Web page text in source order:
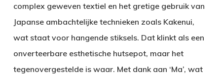
complex geweven textiel en het gretige gebruik van
Japanse ambachtelijke technieken zoals Kakenui,
wat staat voor hangende stiksels. Dat klinkt als een
onverteerbare esthetische hutsepot, maar het
tegenovergestelde is waar. Met dank aan ‘Ma’, wat